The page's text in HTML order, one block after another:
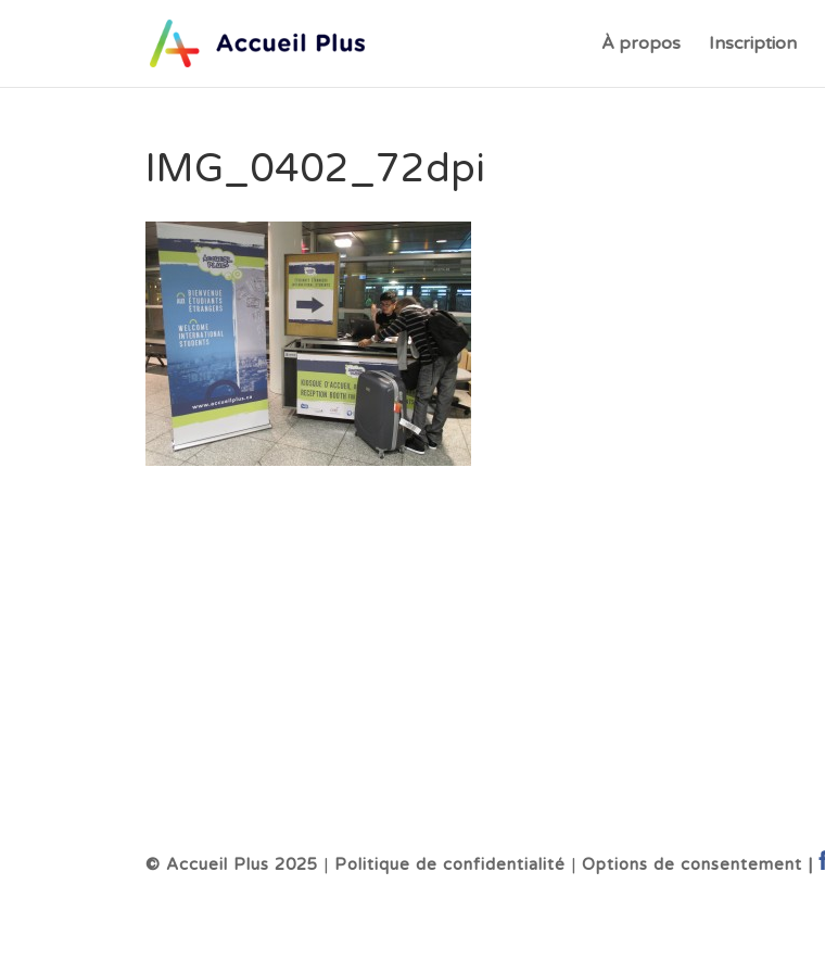
À propos Inscription
IMG_0402_72dpi
© Accueil Plus 2025 | Politique de confidentialité |Options de consentement |